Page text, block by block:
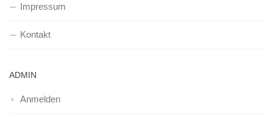
Impressum
Kontakt
ADMIN
Anmelden